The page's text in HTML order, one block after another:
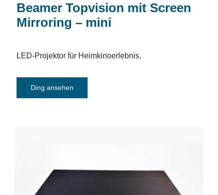
Beamer Topvision mit Screen
Mirroring – mini
LED-Projektor für Heimkinoerlebnis.
Ding ansehen